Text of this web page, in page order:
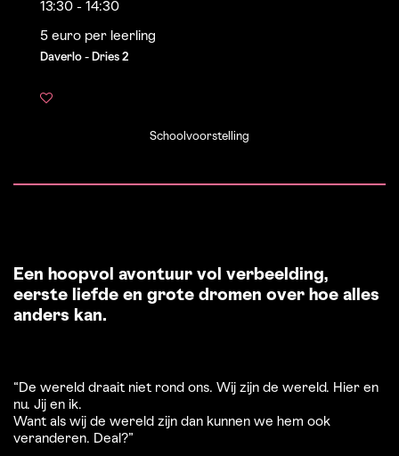
13:30 - 14:30
5 euro per leerling
Daverlo - Dries 2
Schoolvoorstelling
Een hoopvol avontuur vol verbeelding,
eerste liefde en grote dromen over hoe alles
anders kan.
“De wereld draait niet rond ons. Wij zijn de wereld. Hier en
nu. Jij en ik.
Want als wij de wereld zijn dan kunnen we hem ook
veranderen. Deal?”